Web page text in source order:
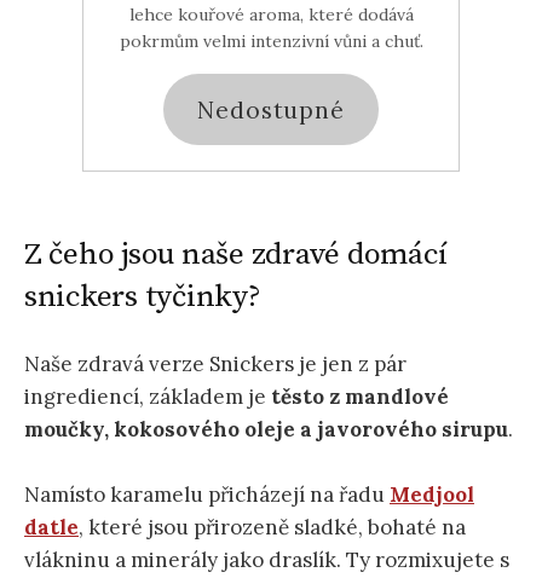
lehce kouřové aroma, které dodává
pokrmům velmi intenzivní vůni a chuť.
Nedostupné
Z čeho jsou naše zdravé domácí
snickers tyčinky?
Naše zdravá verze Snickers je jen z pár
ingrediencí, základem je těsto z mandlové
moučky, kokosového oleje a javorového sirupu.
Namísto karamelu přicházejí na řadu Medjool
datle, které jsou přirozeně sladké, bohaté na
vlákninu a minerály jako draslík. Ty rozmixujete s